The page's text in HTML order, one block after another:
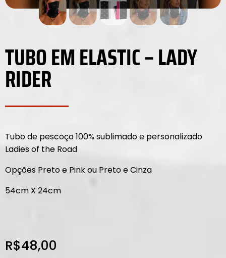
TUBO EM ELASTIC – LADY
RIDER
Tubo de pescoço 100% sublimado e personalizado
Ladies of the Road
Opções Preto e Pink ou Preto e Cinza
54cm X 24cm
R$48,00